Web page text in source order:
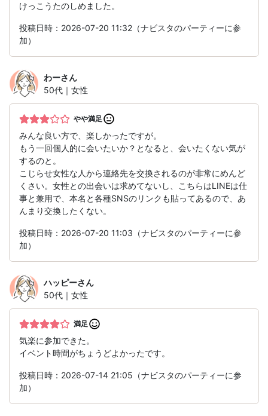
けっこうたのしめました。
投稿日時：2026-07-20 11:32（ナビスタのパーティーに参
加）
わーさん
50代｜女性
やや満足
みんな良い方で、楽しかったですが。
もう一回個人的に会いたいか？となると、会いたくない気が
するのと。
こじらせ女性な人から連絡先を交換されるのが非常にめんど
くさい。女性との出会いは求めてないし、こちらはLINEは仕
事と兼用で、本名と各種SNSのリンクも貼ってあるので、あ
んまり交換したくない。
投稿日時：2026-07-20 11:03（ナビスタのパーティーに参
加）
ハッピーさん
50代｜女性
満足
気楽に参加できた。
イベント時間がちょうどよかったです。
投稿日時：2026-07-14 21:05（ナビスタのパーティーに参
加）